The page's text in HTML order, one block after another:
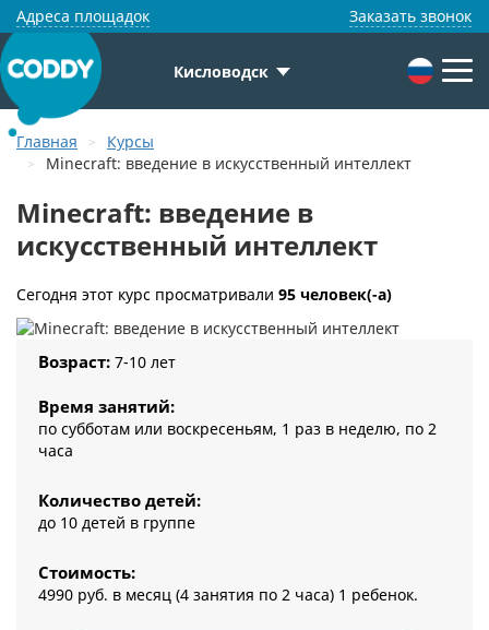
Адреса площадок Заказать звонок
Кисловодск
Главная
Курсы
Minecraft: введение в искусственный интеллект
Minecraft: введение в
искусственный интеллект
Сегодня этот курс просматривали 95 человек(-а)
Возраст: 7-10 лет
Время занятий:
по субботам или воскресеньям, 1 раз в неделю, по 2
часа
Количество детей:
до 10 детей в группе
Стоимость:
4990 руб. в месяц (4 занятия по 2 часа) 1 ребенок.